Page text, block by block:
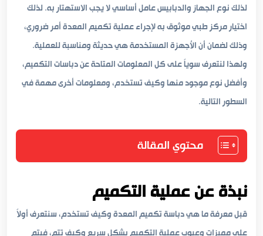
لذلك نوع الجهاز والدبابيس عامل أساسي لا يجب الاستهتار به. لذلك
اختيار مركز طبي موثوق به لإجراء عملية تكميم المعدة أمر ضروري،
وذلك لضمان أن الأجهزة المستخدمة هي حديثة ومناسبة للعملية.
ولهذا لنتعرف سوياً على كل المعلومات المتاحة عن دباسات التكميم،
وأفضل نوع موجود منها وكيف تستخدم، ومعلومات أخرى مهمة في
السطور التالية.
محتوي المقالة
نبذة عن عملية التكميم
قبل معرفة ما هي دباسة تكميم المعدة وكيف تستخدم، سنتعرف أولاً
على مميزات وعيوب عملية التكميم بشكل سريع وكيف تتم، فيتم